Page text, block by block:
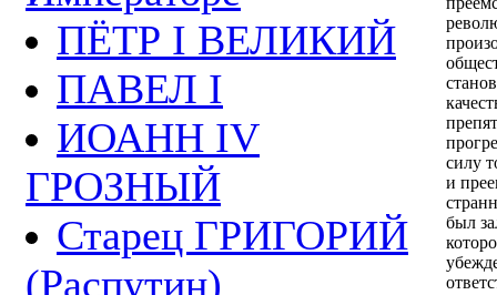
ПЁТР I ВЕЛИКИЙ
ПАВЕЛ I
ИОАНН IV
ГРОЗНЫЙ
Старец ГРИГОРИЙ
(Распутин)
силу
и
был